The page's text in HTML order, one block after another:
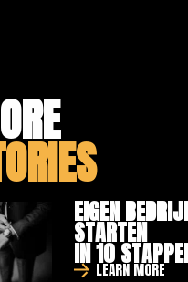
LEARN MORE
EIGEN
STARTEN
IN 10